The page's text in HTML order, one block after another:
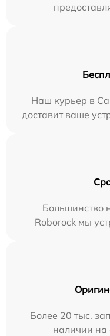
Наш курьер в
доставит ваше
Большинство
Roborock мы
Более 20 тыс.
наличии на